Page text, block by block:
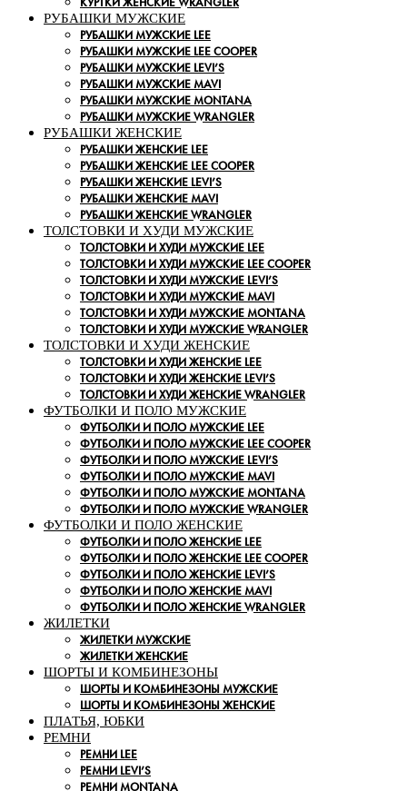
РУБАШКИ МУЖСКИЕ
РУБАШКИ МУЖСКИЕ LEE
РУБАШКИ МУЖСКИЕ LEE COOPER
РУБАШКИ МУЖСКИЕ LEVI’S
РУБАШКИ МУЖСКИЕ MAVI
РУБАШКИ МУЖСКИЕ MONTANA
РУБАШКИ МУЖСКИЕ WRANGLER
РУБАШКИ ЖЕНСКИЕ
РУБАШКИ ЖЕНСКИЕ LEE
РУБАШКИ ЖЕНСКИЕ LEE COOPER
РУБАШКИ ЖЕНСКИЕ LEVI’S
РУБАШКИ ЖЕНСКИЕ MAVI
РУБАШКИ ЖЕНСКИЕ WRANGLER
ТОЛСТОВКИ И ХУДИ МУЖСКИЕ
ТОЛСТОВКИ И ХУДИ МУЖСКИЕ LEE
ТОЛСТОВКИ И ХУДИ МУЖСКИЕ LEE COOPER
ТОЛСТОВКИ И ХУДИ МУЖСКИЕ LEVI’S
ТОЛСТОВКИ И ХУДИ МУЖСКИЕ MAVI
ТОЛСТОВКИ И ХУДИ МУЖСКИЕ MONTANA
ТОЛСТОВКИ И ХУДИ МУЖСКИЕ WRANGLER
ТОЛСТОВКИ И ХУДИ ЖЕНСКИЕ
ТОЛСТОВКИ И ХУДИ ЖЕНСКИЕ LEE
ТОЛСТОВКИ И ХУДИ ЖЕНСКИЕ LEVI’S
ТОЛСТОВКИ И ХУДИ ЖЕНСКИЕ WRANGLER
ФУТБОЛКИ И ПОЛО МУЖСКИЕ
ФУТБОЛКИ И ПОЛО МУЖСКИЕ LEE
ФУТБОЛКИ И ПОЛО МУЖСКИЕ LEE COOPER
ФУТБОЛКИ И ПОЛО МУЖСКИЕ LEVI’S
ФУТБОЛКИ И ПОЛО МУЖСКИЕ MAVI
ФУТБОЛКИ И ПОЛО МУЖСКИЕ MONTANA
ФУТБОЛКИ И ПОЛО МУЖСКИЕ WRANGLER
ФУТБОЛКИ И ПОЛО ЖЕНСКИЕ
ФУТБОЛКИ И ПОЛО ЖЕНСКИЕ LEE
ФУТБОЛКИ И ПОЛО ЖЕНСКИЕ LEE COOPER
ФУТБОЛКИ И ПОЛО ЖЕНСКИЕ LEVI’S
ФУТБОЛКИ И ПОЛО ЖЕНСКИЕ MAVI
ФУТБОЛКИ И ПОЛО ЖЕНСКИЕ WRANGLER
ЖИЛЕТКИ
ЖИЛЕТКИ МУЖСКИЕ
ЖИЛЕТКИ ЖЕНСКИЕ
ШОРТЫ И КОМБИНЕЗОНЫ
ШОРТЫ И КОМБИНЕЗОНЫ МУЖСКИЕ
ШОРТЫ И КОМБИНЕЗОНЫ ЖЕНСКИЕ
ПЛАТЬЯ, ЮБКИ
РЕМНИ
РЕМНИ LEE
РЕМНИ LEVI’S
РЕМНИ MONTANA